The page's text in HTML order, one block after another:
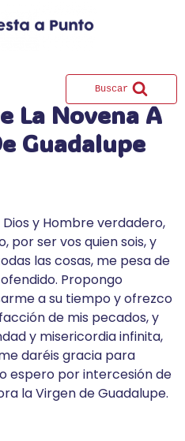
Buscar
La Novena A
Guadalupe
y Hombre verdadero,
ser vos quien sois, y
las cosas, me pesa de
Propongo
a su tiempo y ofrezco
de mis pecados, y
y misericordia infinita,
daréis gracia para
espero por intercesión de
la Virgen de Guadalupe.